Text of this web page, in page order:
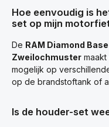
Hoe eenvoudig is
set op mijn
De RAM Diamond Base
Zweilochmuster
mogelijk op
op de brandstoftank of
Is de houder-set